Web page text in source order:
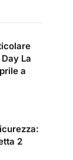
La
a
2